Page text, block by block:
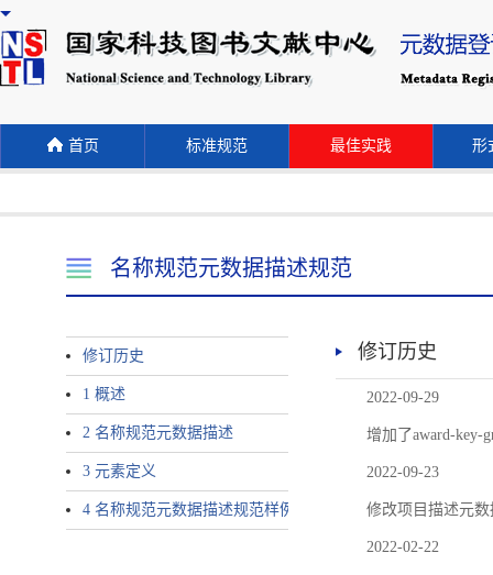
首页 标准规范 最佳实践 形
名称规范元数据描述规范
修订历史
1 概述
2 名称规范元数据描述
3 元素定义
4 名称规范元数据描述规范样例
修订历史
2022-09-29
增加了award-key-
2022-09-23
修改项目描述元
2022-02-22